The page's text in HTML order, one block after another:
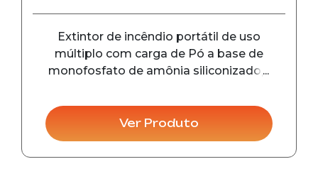
Extintor de incêndio portátil de uso
múltiplo com carga de Pó a base de
monofosfato de amônia siliconizado,é
Ver Produto